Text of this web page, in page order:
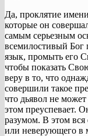
Да, проклятие
которые он
самым серьезным
всемилостивый Бог
язык, промыть его
чтобы показать
веру в то, что
совершили такое
что дьявол не
этом преуспевает.
разумом. В этом
или неверующего в